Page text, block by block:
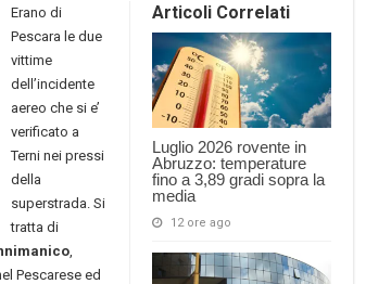
Articoli Correlati
Luglio 2026 rovente in
Abruzzo: temperature
fino a 3,89 gradi sopra la
media
12 ore ago
Erano di
Pescara le due
vittime
dell’incidente
aereo che si e’
verificato a
Terni nei pressi
della
superstrada. Si
tratta di
Pescarese ed